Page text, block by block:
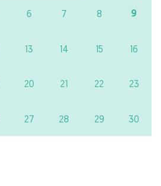
6 7 8 9
13 14 15 16
20 21 22 23
27 28 29 30